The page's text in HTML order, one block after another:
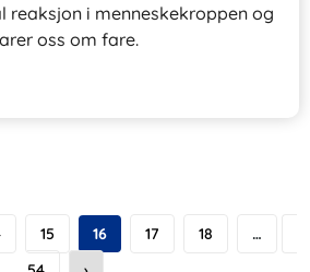
reaksjon i menneskekroppen og
oss om fare.
15 16 17 18
…